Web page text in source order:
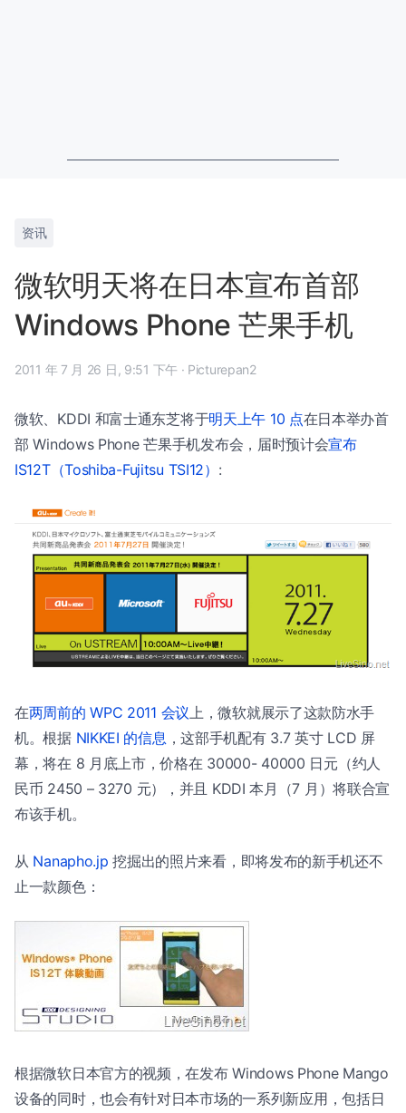
资讯
微软明天将在日本宣布首部
Windows Phone 芒果手机
2011 年 7 月 26 日, 9:51 下午 · Picturepan2
微软、KDDI 和富士通东芝将于明天上午 10 点在日本举办首
部 Windows Phone 芒果手机发布会，届时预计会宣布
IS12T（Toshiba-Fujitsu TSI12） :
在两周前的 WPC 2011 会议 上，微软就展示了这款防水手
机。根据 NIKKEI 的信息 ，这部手机配有 3.7 英寸 LCD 屏
幕，将在 8 月底上市，价格在 30000- 40000 日元（约人
民币 2450 – 3270 元），并且 KDDI 本月（7 月）将联合宣
布该手机。
从 Nanapho.jp 挖掘出的照片来看，即将发布的新手机还不
止一款颜色：
根据微软日本官方的视频，在发布 Windows Phone Mango
设备的同时，也会有针对日本市场的一系列新应用，包括日